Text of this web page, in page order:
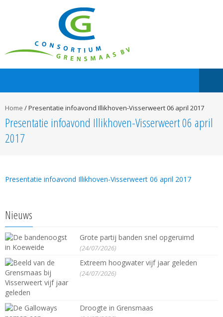
Home /Presentatie infoavond Illikhoven-Visserweert 06 april 2017
Presentatie infoavond Illikhoven-Visserweert 06 april
2017
Presentatie infoavond Illikhoven-Visserweert 06 april 2017
Nieuws
Grote partij banden snel opgeruimd
(24/07/2026)
Extreem hoogwater vijf jaar geleden
(24/07/2026)
Droogte in Grensmaas